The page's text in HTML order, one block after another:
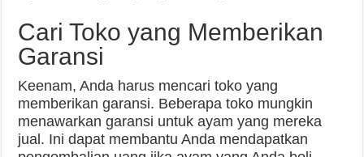
Cari Toko yang Memberikan
Garansi
Keenam, Anda harus mencari toko yang
memberikan garansi. Beberapa toko mungkin
menawarkan garansi untuk ayam yang mereka
jual. Ini dapat membantu Anda mendapatkan